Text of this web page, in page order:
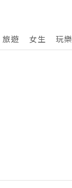
旅遊 女生 玩樂